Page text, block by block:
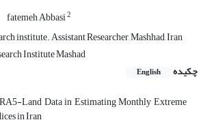
fatemeh Abbasi2
institute. Assistant Researcher, Mashhad, Iran
Institute Mashad
چکیده
English
Land Data in Estimating Monthly Extreme
in Iran